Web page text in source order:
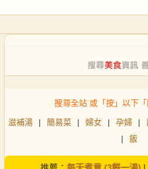
搜尋全站 或「按」以下
滋補湯 | 簡易菜 | 婦女 | 孕婦 |
|
飯